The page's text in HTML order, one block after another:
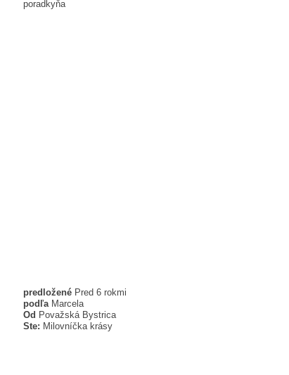
poradkyňa
predložené Pred 6 rokmi
podľa Marcela
Od Považská Bystrica
Ste: Milovníčka krásy